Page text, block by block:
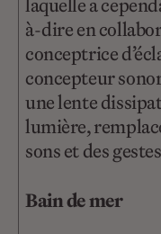
à-dire en
conceptrice
concepteur
une lente
lumière,
sons et des
Bain de mer